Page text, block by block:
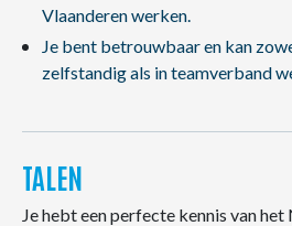
Vlaanderen werken.
Je bent betrouwbaar en kan
zelfstandig als in teamverband
TALEN
Je hebt een perfecte kennis van het